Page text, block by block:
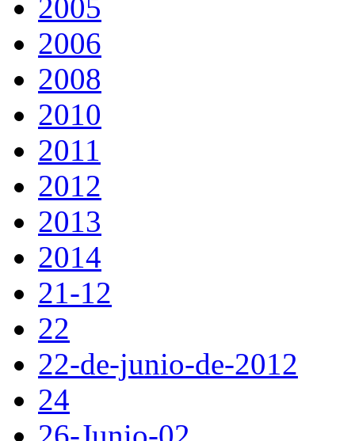
2005
2006
2008
2010
2011
2012
2013
2014
21-12
22
22-de-junio-de-2012
24